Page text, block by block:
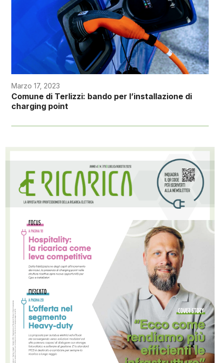
Marzo 17, 2023
Comune di Terlizzi: bando per l’installazione di
charging point